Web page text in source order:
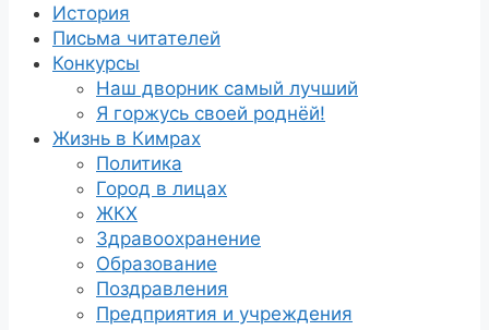
История
Письма читателей
Конкурсы
Наш дворник самый лучший
Я горжусь своей роднёй!
Жизнь в Кимрах
Политика
Город в лицах
ЖКХ
Здравоохранение
Образование
Поздравления
Предприятия и учреждения